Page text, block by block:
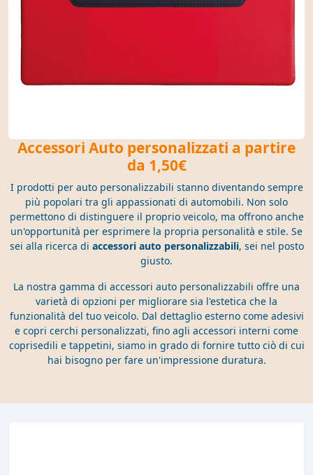
Accessori Auto personalizzati a partire
da 1,50€
I prodotti per auto personalizzabili stanno diventando sempre
più popolari tra gli appassionati di automobili. Non solo
permettono di distinguere il proprio veicolo, ma offrono anche
un'opportunità per esprimere la propria personalità e stile. Se
sei alla ricerca di accessori auto personalizzabili, sei nel posto
giusto.
La nostra gamma di accessori auto personalizzabili offre una
varietà di opzioni per migliorare sia l'estetica che la
funzionalità del tuo veicolo. Dal dettaglio esterno come adesivi
e copri cerchi personalizzati, fino agli accessori interni come
coprisedili e tappetini, siamo in grado di fornire tutto ciò di cui
hai bisogno per fare un'impressione duratura.